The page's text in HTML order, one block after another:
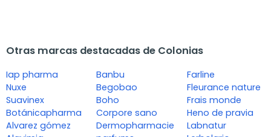
Otras marcas destacadas de Colonias
Iap pharma
Nuxe
Suavinex
Botánicapharma
Alvarez gómez
Banbu
Begobao
Boho
Corpore sano
Dermopharmacie
Farline
Fleurance nature
Frais monde
Heno de pravia
Labnatur